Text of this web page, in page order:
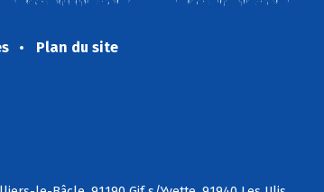
Plan du site